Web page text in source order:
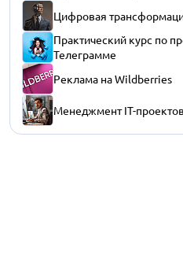
Цифровая
Практический курс по
Телеграмме
Реклама на Wildberries
Менеджмент IT-проектов